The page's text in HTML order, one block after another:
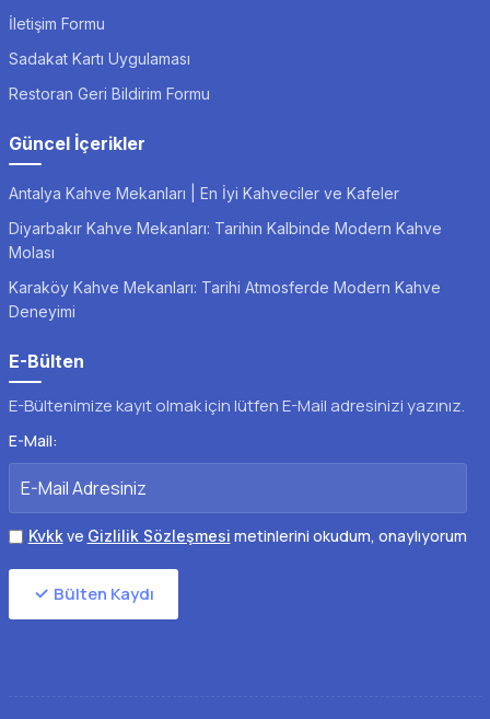
İletişim Formu
Sadakat Kartı Uygulaması
Restoran Geri Bildirim Formu
Güncel İçerikler
Antalya Kahve Mekanları | En İyi Kahveciler ve Kafeler
Diyarbakır Kahve Mekanları: Tarihin Kalbinde Modern Kahve
Molası
Karaköy Kahve Mekanları: Tarihi Atmosferde Modern Kahve
Deneyimi
E-Bülten
E-Bültenimize kayıt olmak için lütfen E-Mail adresinizi yazınız.
E-Mail:
Kvkkve Gizlilik Sözleşmesi metinlerini okudum, onaylıyorum
Bülten Kaydı